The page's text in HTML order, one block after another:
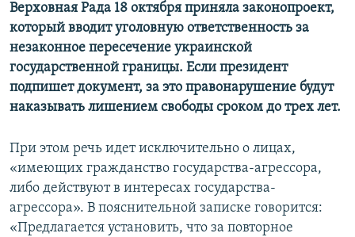
Верховная Рада 18 октября приняла законопроект,
который вводит уголовную ответственность за
незаконное пересечение украинской
государственной границы. Если президент
подпишет документ, за это правонарушение будут
наказывать лишением свободы сроком до трех лет.
При этом речь идет исключительно о лицах,
«имеющих гражданство государства-агрессора,
либо действуют в интересах государства-
агрессора». В пояснительной записке говорится:
«Предлагается установить, что за повторное